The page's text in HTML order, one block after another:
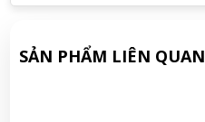
SẢN PHẨM LIÊN QUAN